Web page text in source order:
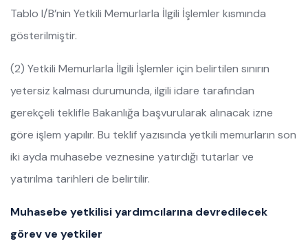
Tablo I/B’nin Yetkili Memurlarla İlgili İşlemler kısmında
gösterilmiştir.
(2) Yetkili Memurlarla İlgili İşlemler için belirtilen sınırın
yetersiz kalması durumunda, ilgili idare tarafından
gerekçeli teklifle Bakanlığa başvurularak alınacak izne
göre işlem yapılır. Bu teklif yazısında yetkili memurların son
iki ayda muhasebe veznesine yatırdığı tutarlar ve
yatırılma tarihleri de belirtilir.
Muhasebe yetkilisi yardımcılarına devredilecek
görev ve yetkiler